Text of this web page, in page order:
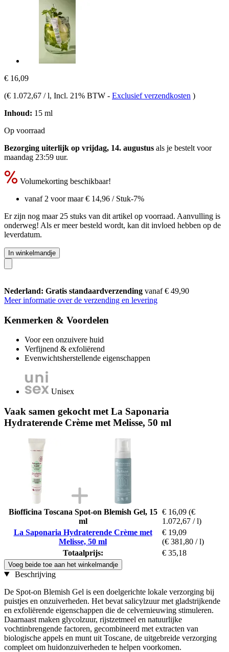
€ 16,09
(€ 1.072,67 / l, Incl. 21% BTW - Exclusief verzendkosten )
Inhoud: 15 ml
Op voorraad
Bezorging uiterlijk op vrijdag, 14. augustus als je bestelt voor
maandag 23:59 uur.
Volumekorting beschikbaar!
vanaf 2 voor maar€ 14,96 / Stuk-7%
Er zijn nog maar 25 stuks van dit artikel op voorraad. Aanvulling is
onderweg! Als er meer besteld wordt, kan dit invloed hebben op de
leverdatum.
In winkelmandje
Nederland: Gratis standaardverzending vanaf € 49,90
Meer informatie over de verzending en levering
Kenmerken & Voordelen
Voor een onzuivere huid
Verfijnend & exfoliërend
Evenwichtsherstellende eigenschappen
Unisex
Vaak samen gekocht met La Saponaria
Hydraterende Crème met Melisse, 50 ml
Biofficina Toscana Spot-on Blemish Gel, 15
ml
€ 16,09 (€
1.072,67 / l)
La Saponaria Hydraterende Crème met
Melisse, 50 ml
€ 19,09
(€ 381,80 / l)
Totaalprijs:
€ 35,18
Voeg beide toe aan het winkelmandje
Beschrijving
De Spot-on Blemish Gel is een doelgerichte lokale verzorging bij
puistjes en onzuiverheden. Het bevat salicylzuur met gladstrijkende
en exfoliërende eigenschappen die de celvernieuwing stimuleren.
Daarnaast maken glycolzuur, rijstzetmeel en natuurlijke
vochtinbrengende factoren, gecombineerd met extracten van
biologische appels en munt uit Toscane, de uitgebreide verzorging
compleet om huidonzuiverheden te helpen voorkomen.